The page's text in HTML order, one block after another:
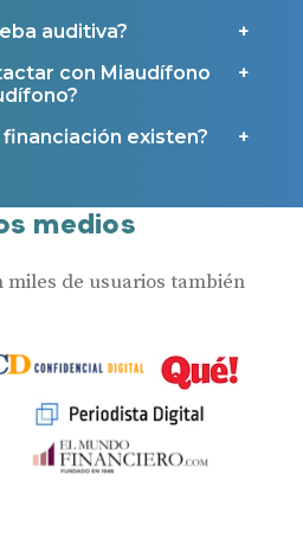
auditiva?
con Miaudífono
existen?
medios
miles de usuarios también